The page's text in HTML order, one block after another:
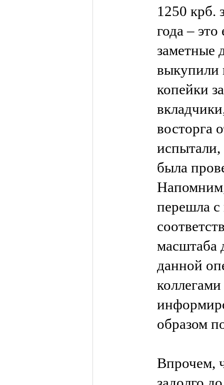
1250 крб.
года –
заметные
выкупили
копейки
восторга
была
перешла с
масштаба
данной
образом
Впрочем,